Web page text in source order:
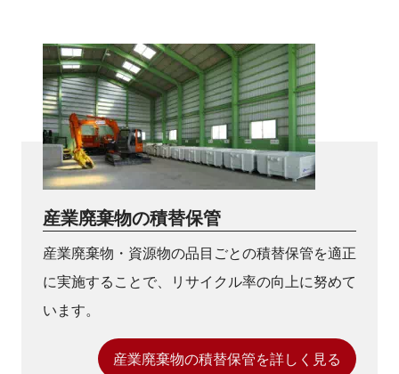
産業廃棄物の積替保管
産業廃棄物・資源物の品目ごとの積替保管を適正
に実施することで、リサイクル率の向上に努めて
います。
産業廃棄物の積替保管を詳しく見る